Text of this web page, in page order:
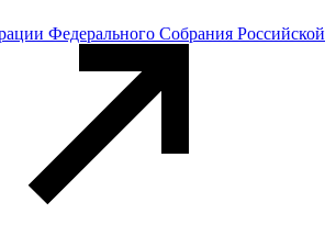
Федерального Собрания Российской